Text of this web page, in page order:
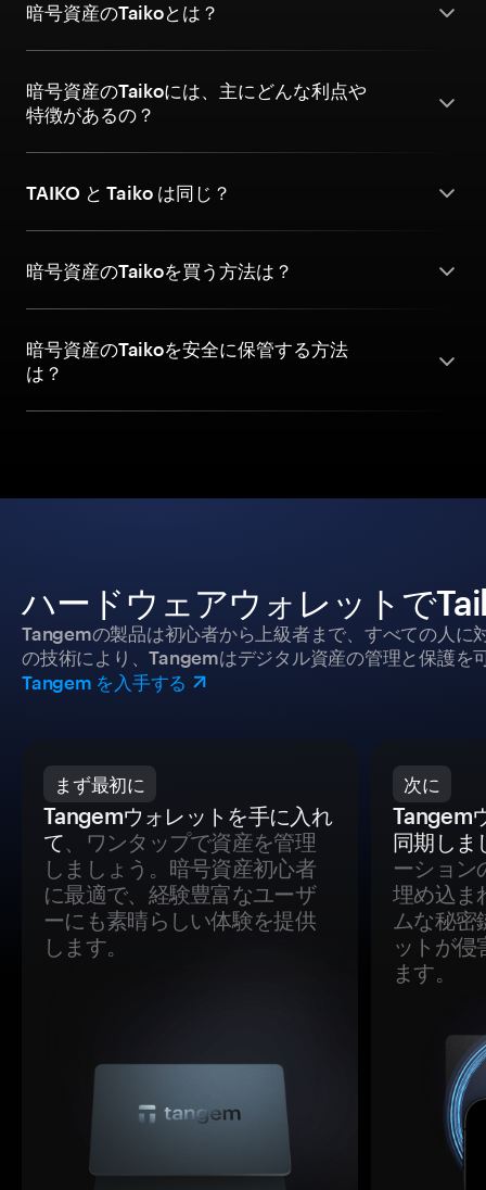
暗号資産のTaikoとは？
暗号資産のTaikoには、主にどんな利点や
特徴があるの？
TAIKO と Taiko は同じ？
暗号資産のTaikoを買う方法は？
暗号資産のTaikoを安全に保管する方法
は？
ハードウェアウォレットで
Tangemの製品は初心者から上級者まで、すべての人に
の技術により、Tangemはデジタル資産の管理と保護を
Tangem を入手する
まず最初に
Tangemウォレットを手に入れ
て、ワンタップで資産を管理
しましょう。暗号資産初心者
に最適で、経験豊富なユーザ
ーにも素晴らしい体験を提供
します。
次に
Tangem
同期しま
ーション
埋め込ま
ムな秘密
ットが侵
ます。